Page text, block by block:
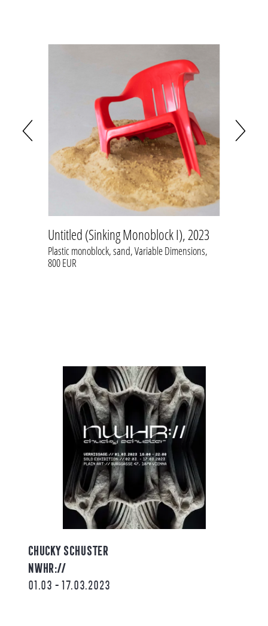
Untitled (Sinking Monoblock I), 2023
Plastic monoblock, sand, Variable Dimensions,
800 EUR
CHUCKY SCHUSTER
NWHR://
01.03 - 17.03.2023